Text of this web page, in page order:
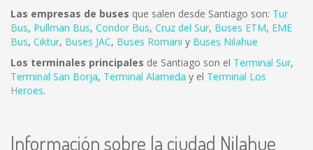
Las empresas de buses que salen desde Santiago son: Tur
Bus, Pullman Bus, Condor Bus, Cruz del Sur, Buses ETM, EME
Bus, Ciktur, Buses JAC, Buses Romani y Buses Nilahue
Los terminales principales de Santiago son el Terminal Sur,
Terminal San Borja, Terminal Alameda y el Terminal Los
Heroes.
Información sobre la ciudad Nilahue